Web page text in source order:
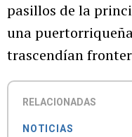
pasillos de la
una
trascendían
RELACIONADAS
NOTICIAS